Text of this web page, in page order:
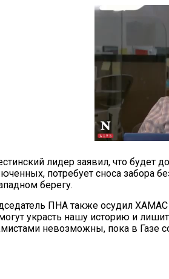
лидер заявил, что будет
потребует сноса забора
берегу.
ПНА также осудил ХАМАС
украсть нашу историю и
невозможны, пока в Газе